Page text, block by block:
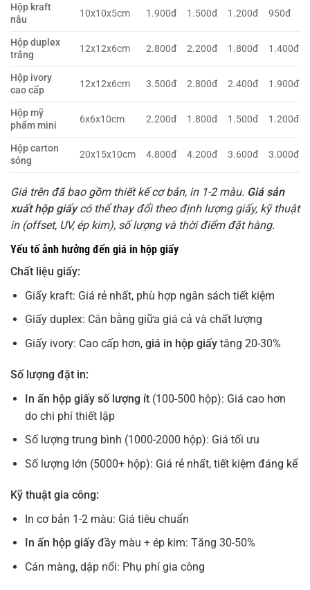
Hộp kraft
nâu
10x10x5cm 1.900đ 1.500đ 1.200đ 950đ
Hộp duplex
trắng
12x12x6cm 2.800đ 2.200đ 1.800đ 1.400đ
Hộp ivory
cao cấp
12x12x6cm 3.500đ 2.800đ 2.400đ 1.900đ
Hộp mỹ
phẩm mini
6x6x10cm 2.200đ 1.800đ 1.500đ 1.200đ
Hộp carton
sóng
20x15x10cm 4.800đ 4.200đ 3.600đ 3.000đ
Giá trên đã bao gồm thiết kế cơ bản, in 1-2 màu. Giá sản
xuất hộp giấycó thể thay đổi theo định lượng giấy, kỹ thuật
in (offset, UV, ép kim), số lượng và thời điểm đặt hàng.
Yếu tố ảnh hưởng đến giá in hộp giấy
Chất liệu giấy:
Giấy kraft: Giá rẻ nhất, phù hợp ngân sách tiết kiệm
Giấy duplex: Cân bằng giữa giá cả và chất lượng
Giấy ivory: Cao cấp hơn, giá in hộp giấytăng 20-30%
Số lượng đặt in:
In ấn hộp giấy số lượng ít(100-500 hộp): Giá cao hơn
do chi phí thiết lập
Số lượng trung bình (1000-2000 hộp): Giá tối ưu
Số lượng lớn (5000+ hộp): Giá rẻ nhất, tiết kiệm đáng kể
Kỹ thuật gia công:
In cơ bản 1-2 màu: Giá tiêu chuẩn
In ấn hộp giấyđầy màu + ép kim: Tăng 30-50%
Cán màng, dập nổi: Phụ phí gia công